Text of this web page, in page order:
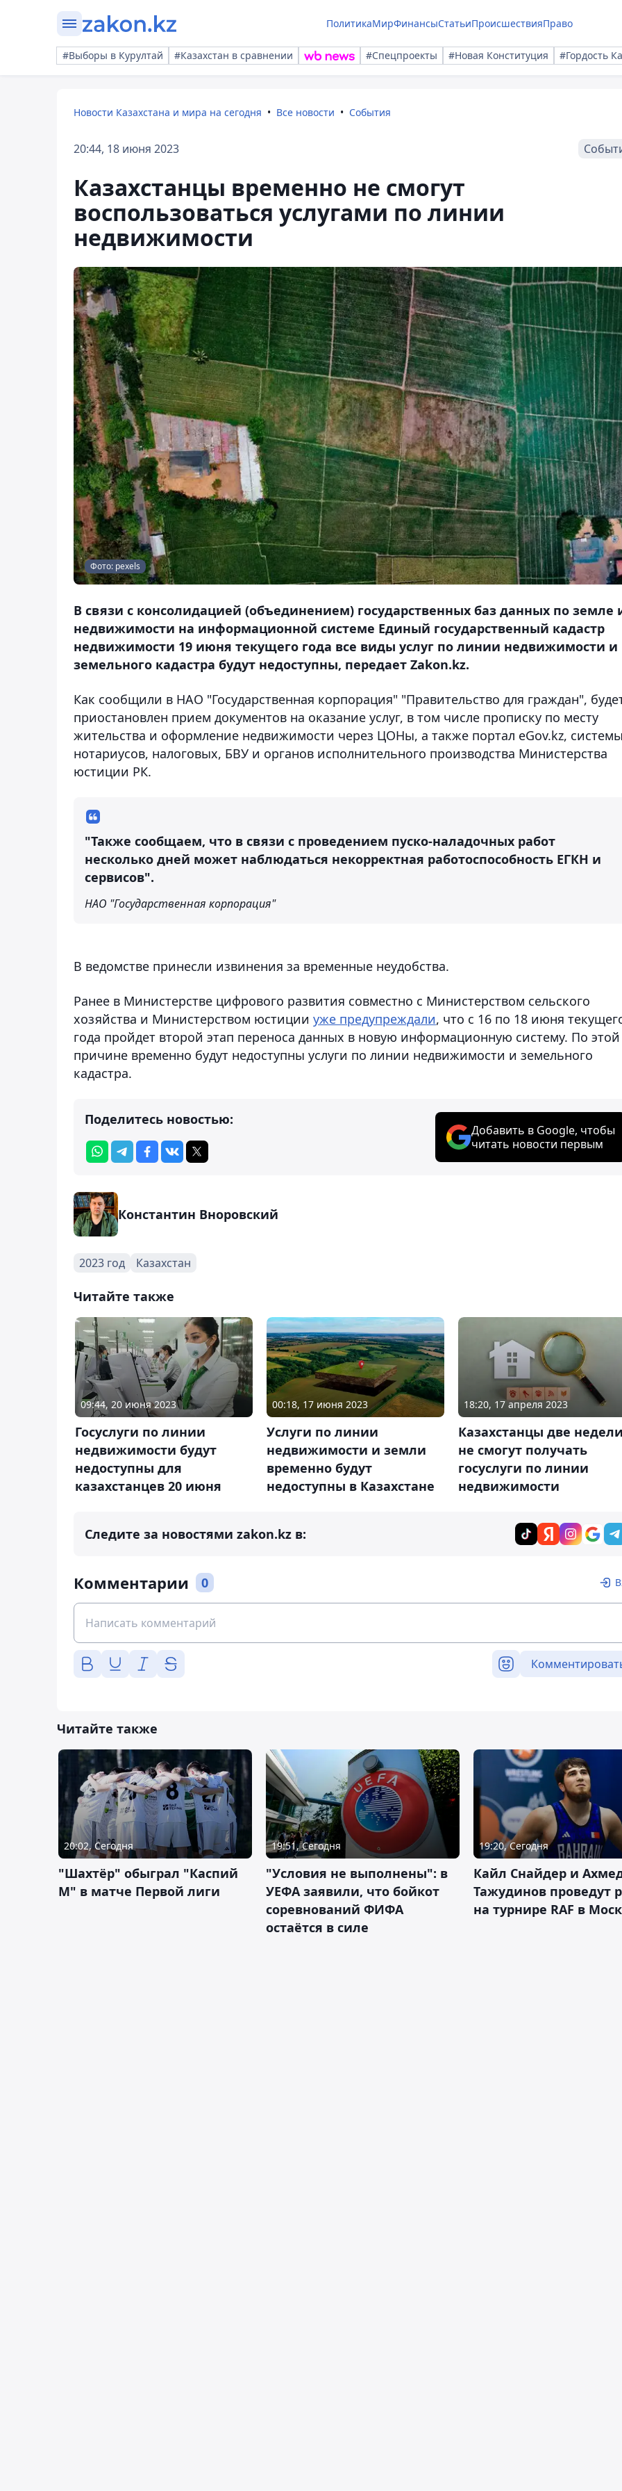
ПолитикаМирФинансыСтатьиПроисшествияПраво
#Выборы в Курултай #Казахстан в сравнении #Спецпроекты #Новая Конституция #Гордость
Новости Казахстана и мира на сегодня Все новости События
20:44, 18 июня 2023
Казахстанцы временно не смогут
воспользоваться услугами по линии
недвижимости
Фото: pexels
В связи с консолидацией (объединением) государственных баз данных по земле
недвижимости на информационной системе Единый государственный кадастр
недвижимости 19 июня текущего года все виды услуг по линии недвижимости и
земельного кадастра будут недоступны, передает Zakon.kz.
Как сообщили в НАО "Государственная корпорация" "Правительство для граждан",
приостановлен прием документов на оказание услуг, в том числе прописку по месту
жительства и оформление недвижимости через ЦОНы, а также портал eGov.kz,
нотариусов, налоговых, БВУ и органов исполнительного производства Министерства
юстиции РК.
"Также сообщаем, что в связи с проведением пуско-наладочных работ
несколько дней может наблюдаться некорректная работоспособность ЕГКН и
сервисов".
НАО "Государственная корпорация"
В ведомстве принесли извинения за временные неудобства.
Ранее в Министерстве цифрового развития совместно с Министерством сельского
хозяйства и Министерством юстиции уже предупреждали, что с 16 по 18 июня
года пройдет второй этап переноса данных в новую информационную систему. По этой
причине временно будут недоступны услуги по линии недвижимости и земельного
кадастра.
Поделитесь новостью:
Добавить в Google, чтобы
читать новости первым
Константин Вноровский
2023 год Казахстан
Читайте также
09:44, 20 июня 2023
Госуслуги по линии
недвижимости будут
недоступны для
казахстанцев 20 июня
00:18, 17 июня 2023
Услуги по линии
недвижимости и земли
временно будут
недоступны в Казахстане
18:20, 17 апреля 2023
Казахстанцы две
не смогут получать
госуслуги по линии
недвижимости
Следите за новостями zakon.kz в:
Комментарии 0
Читайте также
20:02, Сегодня
"Шахтёр" обыграл "Каспий
М" в матче Первой лиги
19:51, Сегодня
"Условия не выполнены": в
УЕФА заявили, что бойкот
соревнований ФИФА
остаётся в силе
19:20, Сегодня
Кайл Снайдер и
Тажудинов проведут
на турнире RAF в